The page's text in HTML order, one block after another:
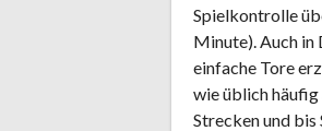
Spielkontrolle
Minute). Auch in
einfache Tore
wie üblich
Strecken und